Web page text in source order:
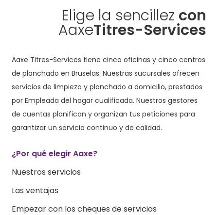
Elige la sencillez con
AaxeTitres-Services
Aaxe Titres-Services tiene cinco oficinas y cinco centros
de planchado en Bruselas. Nuestras sucursales ofrecen
servicios de limpieza y planchado a domicilio, prestados
por Empleada del hogar cualificada. Nuestros gestores
de cuentas planifican y organizan tus peticiones para
garantizar un servicio continuo y de calidad.
¿Por qué elegir Aaxe?
Nuestros servicios
Las ventajas
Empezar con los cheques de servicios